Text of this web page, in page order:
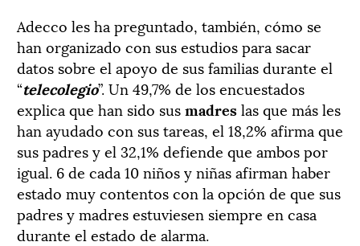
Adecco les ha preguntado, también, cómo se
han organizado con sus estudios para sacar
datos sobre el apoyo de sus familias durante el
“telecolegio”. Un 49,7% de los encuestados
explica que han sido susmadreslas que más les
han ayudado con sus tareas, el 18,2% afirma que
sus padres y el 32,1% defiende que ambos por
igual. 6 de cada 10 niños y niñas afirman haber
estado muy contentos con la opción de que sus
padres y madres estuviesen siempre en casa
durante el estado de alarma.